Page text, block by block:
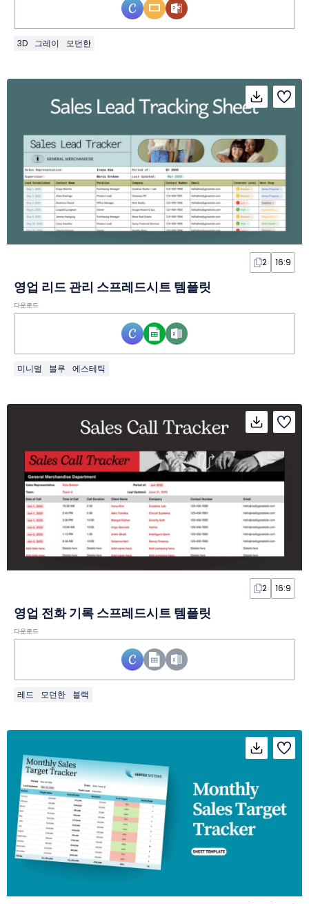
3D 그레이 모던한
2 16:9
영업 리드 관리 스프레드시트 템플릿
다운로드
미니멀 블루 에스테틱
2 16:9
영업 전화 기록 스프레드시트 템플릿
다운로드
레드 모던한 블랙